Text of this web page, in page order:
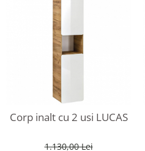
Corp inalt cu 2 usi LUCAS
1.130,00 Lei